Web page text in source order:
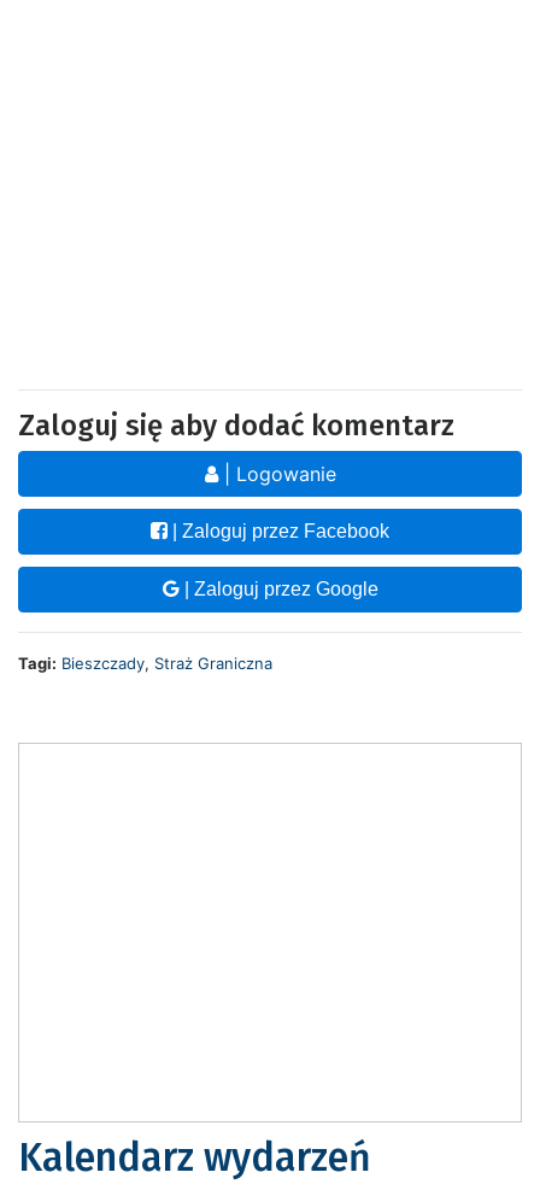
Zaloguj się aby dodać komentarz
| Logowanie
| Zaloguj przez Facebook
| Zaloguj przez Google
Tagi: Bieszczady, Straż Graniczna
Kalendarz wydarzeń